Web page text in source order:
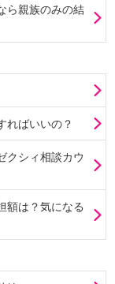
ら親族のみの結
ればいいの？
クシィ相談カウ
額は？気になる